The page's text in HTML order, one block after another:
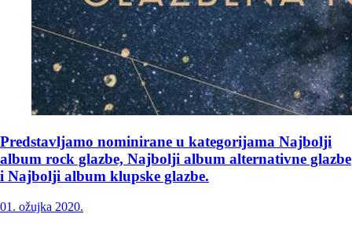
Predstavljamo nominirane u kategorijama Najbolji
album rock glazbe, Najbolji album alternativne glazbe
i Najbolji album klupske glazbe.
01. ožujka 2020.